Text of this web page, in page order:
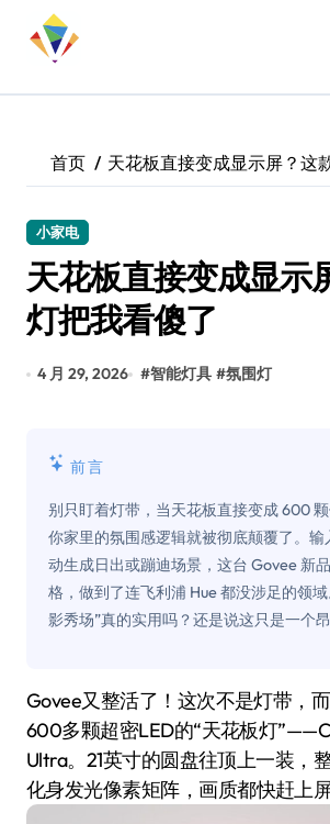
首页 天花板直接变成显示屏？这
小家电
天花板直接变成显示
灯把我看傻了
4 月 29, 2026 #智能灯具 #氛围灯
前言
别只盯着灯带，当天花板直接变成 600 颗
你家里的氛围感逻辑就被彻底颠覆了。输
动生成日出或蹦迪场景，这台 Govee 新
格，做到了连飞利浦 Hue 都没涉足的领
影秀场”真的实用吗？还是说这只是一个
Govee又整活了！这次不是灯带，而是一口气塞进
600多颗超密LED的“天花板灯
Ultra。21英寸的圆盘往顶上一装，
化身发光像素矩阵，画质都快赶上屏